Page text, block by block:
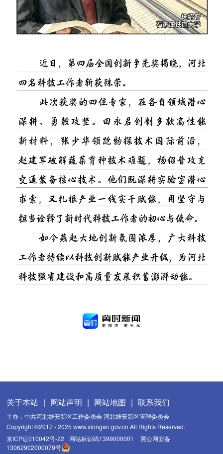
关于本站 | 网站声明 | 网站地图 | 联系我们
主办：中共河北雄安新区工作委员会 河北雄安新区管理委员会
Copyright ©2017 - 2025 www.xiongan.gov.cn All Rights Reserved.
京ICP证010042号-22
网站标识码1399000001
冀公网安备
13062902000079号